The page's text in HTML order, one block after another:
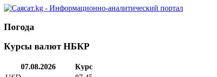
Погода
Курсы валют НБКР
07.08.2026
Курс